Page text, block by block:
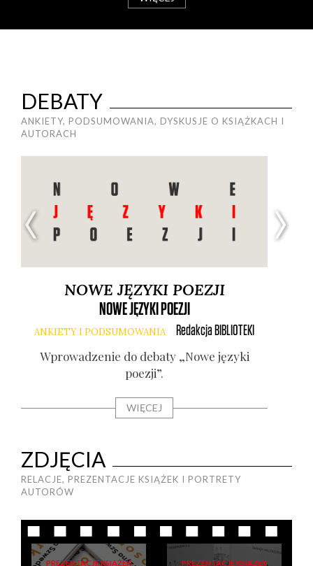
DEBATY
ANKIETY, PODSUMOWANIA, DYSKUSJE O KSIĄŻKACH I
AUTORACH
NOWE JĘZYKI POEZJI
NOWE JĘZYKI POEZJI
ANKIETY I PODSUMOWANIA Redakcja BIBLIOTEKI
Wpro­wa­dze­nie do deba­ty „Nowe języ­ki
poezji”.
WIĘCEJ
ZDJĘCIA
RELACJE, PREZENTACJE KSIĄŻEK I PORTRETY
AUTORÓW
PREZENTACJE KSIĄŻEK PREZENTACJE KSIĄŻEK